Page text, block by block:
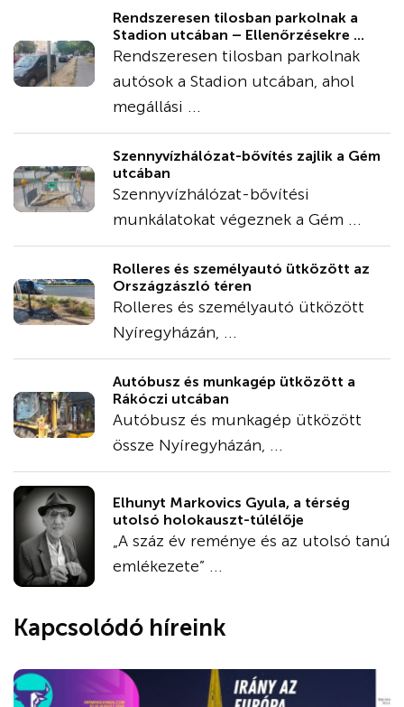
Rendszeresen tilosban parkolnak a
Stadion utcában – Ellenőrzésekre ...
Rendszeresen tilosban parkolnak
autósok a Stadion utcában, ahol
megállási ...
Szennyvízhálózat-bővítés zajlik a Gém
utcában
Szennyvízhálózat-bővítési
munkálatokat végeznek a Gém ...
Rolleres és személyautó ütközött az
Országzászló téren
Rolleres és személyautó ütközött
Nyíregyházán, ...
Autóbusz és munkagép ütközött a
Rákóczi utcában
Autóbusz és munkagép ütközött
össze Nyíregyházán, ...
Elhunyt Markovics Gyula, a térség
utolsó holokauszt-túlélője
„A száz év reménye és az utolsó tanú
emlékezete” ...
Kapcsolódó híreink